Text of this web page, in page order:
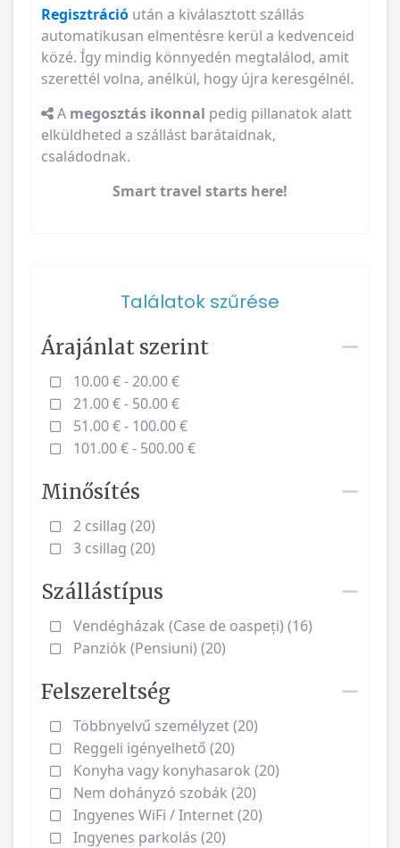
Regisztráció után a kiválasztott szállás
automatikusan elmentésre kerül a kedvenceid
közé. Így mindig könnyedén megtalálod, amit
szerettél volna, anélkül, hogy újra keresgélnél.
A megosztás ikonnal pedig pillanatok alatt
elküldheted a szállást barátaidnak,
családodnak.
Smart travel starts here!
Találatok szűrése
Árajánlat szerint
10.00 € - 20.00 €
21.00 € - 50.00 €
51.00 € - 100.00 €
101.00 € - 500.00 €
Minősítés
2 csillag (20)
3 csillag (20)
Szállástípus
Vendégházak (Case de oaspeți) (16)
Panziók (Pensiuni) (20)
Felszereltség
Többnyelvű személyzet (20)
Reggeli igényelhető (20)
Konyha vagy konyhasarok (20)
Nem dohányzó szobák (20)
Ingyenes WiFi / Internet (20)
Ingyenes parkolás (20)